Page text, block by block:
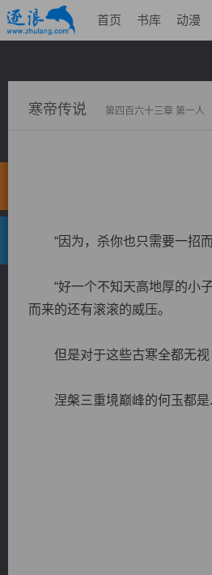
首页 书库 动漫
寒帝传说 第四百六十三章 第一人
“因为，杀你也只需要一招而
“好一个不知天高地厚的小子
而来的还有滚滚的威压。
但是对于这些古寒全都无视
涅槃三重境巅峰的何玉都是